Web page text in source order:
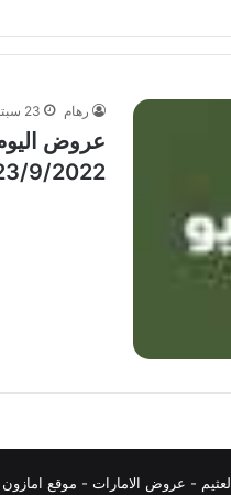
رهام 23 سبتمبر، 2022
9/2022
- عروض الامارات - موقع امازون